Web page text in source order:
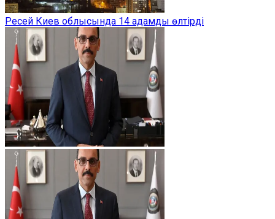
Ресей Киев облысында 14 адамды өлтірді